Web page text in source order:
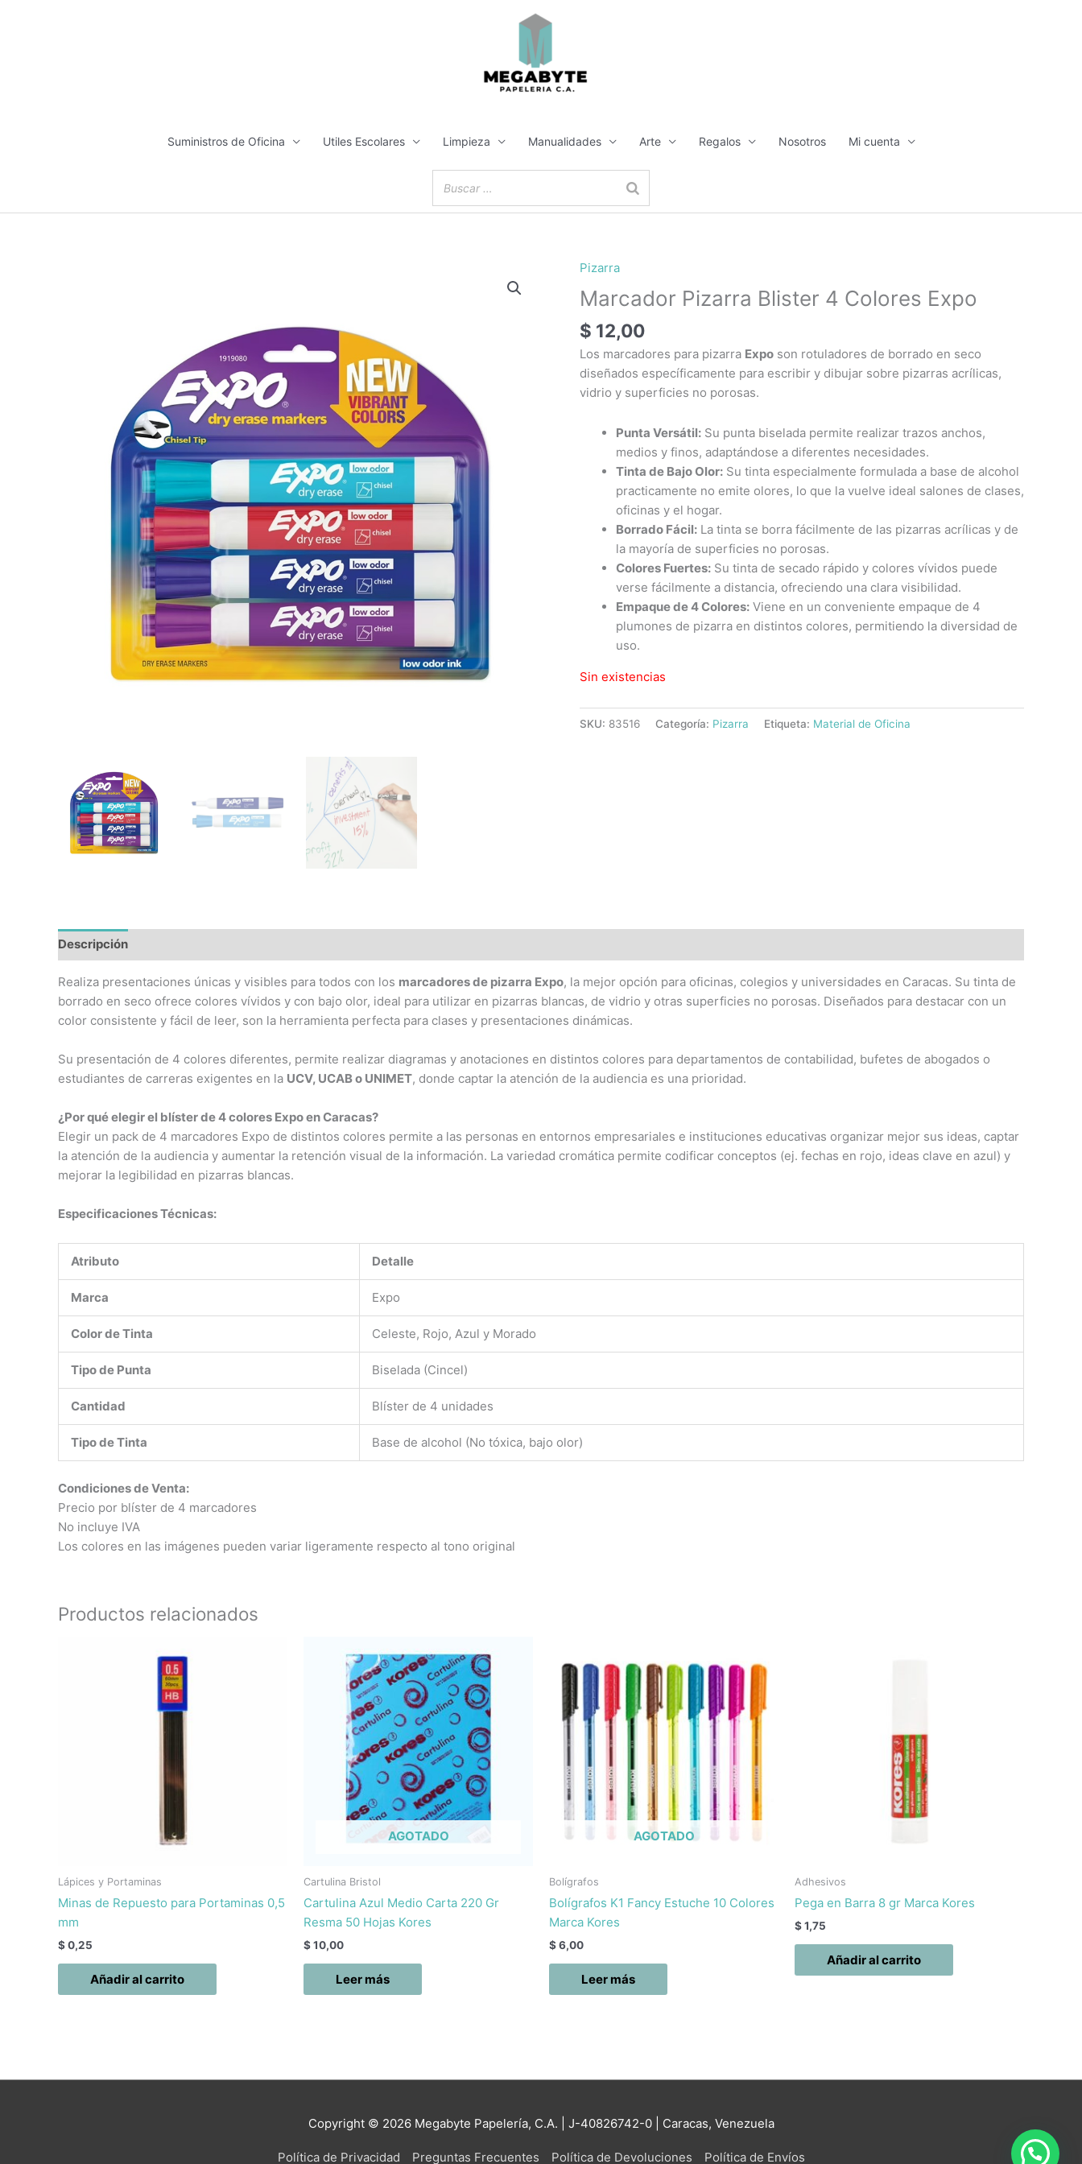
Suministros de Oficina Utiles Escolares Limpieza Manualidades Arte Regalos Nosotros Mi cuenta
Pizarra
Marcador Pizarra Blister 4 Colores Expo
$ 12,00
Los marcadores para pizarra Expo son rotuladores de borrado en seco
diseñados específicamente para escribir y dibujar sobre pizarras acrílicas,
vidrio y superficies no porosas.
Punta Versátil: Su punta biselada permite realizar trazos anchos,
medios y finos, adaptándose a diferentes necesidades.
Tinta de Bajo Olor: Su tinta especialmente formulada a base de alcohol
practicamente no emite olores, lo que la vuelve ideal salones de clases,
oficinas y el hogar.
Borrado Fácil: La tinta se borra fácilmente de las pizarras acrílicas y de
la mayoría de superficies no porosas.
Colores Fuertes: Su tinta de secado rápido y colores vívidos puede
verse fácilmente a distancia, ofreciendo una clara visibilidad.
Empaque de 4 Colores: Viene en un conveniente empaque de 4
plumones de pizarra en distintos colores, permitiendo la diversidad de
uso.
Sin existencias
SKU: 83516 Categoría: Pizarra Etiqueta: Material de Oficina
Descripción
Realiza presentaciones únicas y visibles para todos con los marcadores de pizarra Expo, la mejor opción para oficinas, colegios y universidades en Caracas. Su tinta de
borrado en seco ofrece colores vívidos y con bajo olor, ideal para utilizar en pizarras blancas, de vidrio y otras superficies no porosas. Diseñados para destacar con un
color consistente y fácil de leer, son la herramienta perfecta para clases y presentaciones dinámicas.
Su presentación de 4 colores diferentes, permite realizar diagramas y anotaciones en distintos colores para departamentos de contabilidad, bufetes de abogados o
estudiantes de carreras exigentes en la UCV, UCAB o UNIMET, donde captar la atención de la audiencia es una prioridad.
¿Por qué elegir el blíster de 4 colores Expo en Caracas?
Elegir un pack de 4 marcadores Expo de distintos colores permite a las personas en entornos empresariales e instituciones educativas organizar mejor sus ideas, captar
la atención de la audiencia y aumentar la retención visual de la información. La variedad cromática permite codificar conceptos (ej. fechas en rojo, ideas clave en azul) y
mejorar la legibilidad en pizarras blancas.
Especificaciones Técnicas:
Atributo Detalle
Marca Expo
Color de Tinta Celeste, Rojo, Azul y Morado
Tipo de Punta Biselada (Cincel)
Cantidad Blíster de 4 unidades
Tipo de Tinta Base de alcohol (No tóxica, bajo olor)
Condiciones de Venta:
Precio por blíster de 4 marcadores
No incluye IVA
Los colores en las imágenes pueden variar ligeramente respecto al tono original
Productos relacionados
Lápices y Portaminas
Minas de Repuesto para Portaminas 0,5
mm
$0,25
Añadir al carrito
AGOTADO
Cartulina Bristol
Cartulina Azul Medio Carta 220 Gr
Resma 50 Hojas Kores
$10,00
Leer más
AGOTADO
Bolígrafos
Bolígrafos K1 Fancy Estuche 10 Colores
Marca Kores
$6,00
Leer más
Adhesivos
Pega en Barra 8 gr Marca Kores
$1,75
Añadir al carrito
Copyright © 2026 Megabyte Papelería, C.A. | J-40826742-0 | Caracas, Venezuela
Política de Privacidad Preguntas Frecuentes Política de Devoluciones Política de Envíos